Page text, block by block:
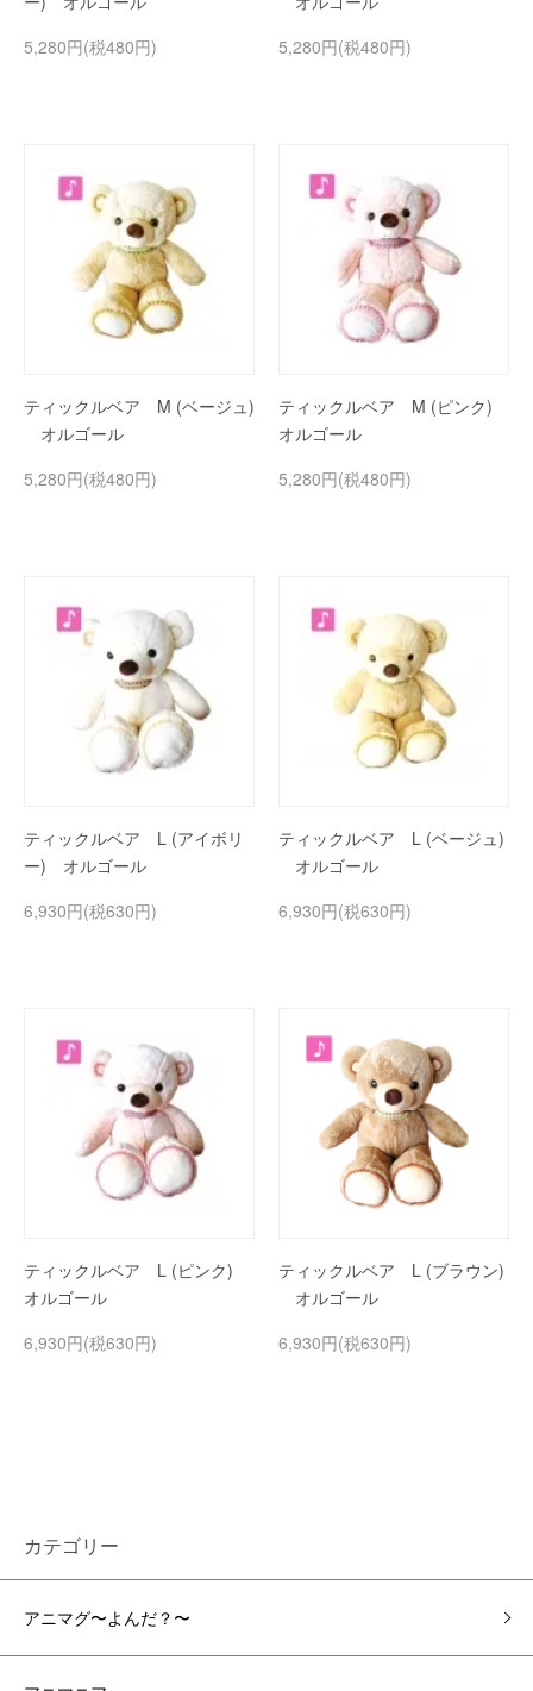
5,280円(税480円)
5,280円(税480円)
ティックルベア M (ベージュ)
オルゴール
5,280円(税480円)
ティックルベア M (ピンク)
オルゴール
5,280円(税480円)
ティックルベア L (アイボリ
ー) オルゴール
6,930円(税630円)
ティックルベア L (ベージュ)
オルゴール
6,930円(税630円)
ティックルベア L (ピンク)
オルゴール
6,930円(税630円)
ティックルベア L (ブラウン)
オルゴール
6,930円(税630円)
カテゴリー
アニマグ〜よんだ？〜